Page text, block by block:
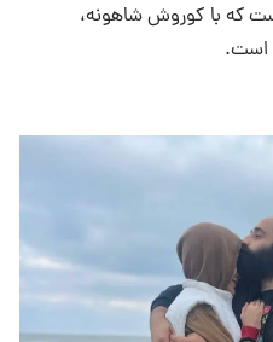
که با کوروش شاهونه،
است.